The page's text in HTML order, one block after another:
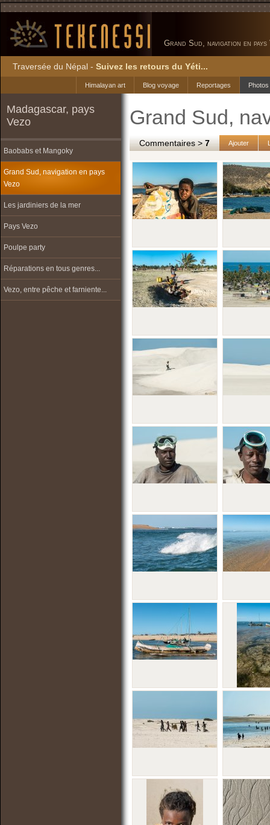
Grand Sud, navigation en pays
Traversée du Népal - Suivez les retours du Yéti...
Photos
Reportages
Blog voyage
Himalayan art
Madagascar, pays
Vezo
Baobabs et Mangoky
Grand Sud, navigation en pays
Vezo
Les jardiniers de la mer
Pays Vezo
Poulpe party
Réparations en tous genres...
Vezo, entre pêche et farniente...
Grand Sud,
Commentaires >7 Ajouter